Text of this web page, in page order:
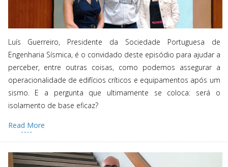
Luís Guerreiro, Presidente da Sociedade Portuguesa de
Engenharia Sísmica, é o convidado deste episódio para ajudar a
perceber, entre outras coisas, como podemos assegurar a
operacionalidade de edifícios críticos e equipamentos após um
sismo. E a pergunta que ultimamente se coloca: será o
isolamento de base eficaz?
Read More